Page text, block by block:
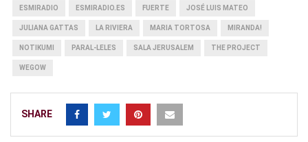
ESMIRADIO ESMIRADIO.ES FUERTE JOSÉ LUIS MATEO
JULIANA GATTAS LA RIVIERA MARIA TORTOSA MIRANDA!
NOTIKUMI PARAL-LELES SALA JERUSALEM THE PROJECT
WEGOW
SHARE